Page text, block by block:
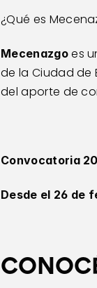
¿Qué es
Mecenazgo es
de la Ciudad de
del aporte de
Convocatoria
Desde el 26 de